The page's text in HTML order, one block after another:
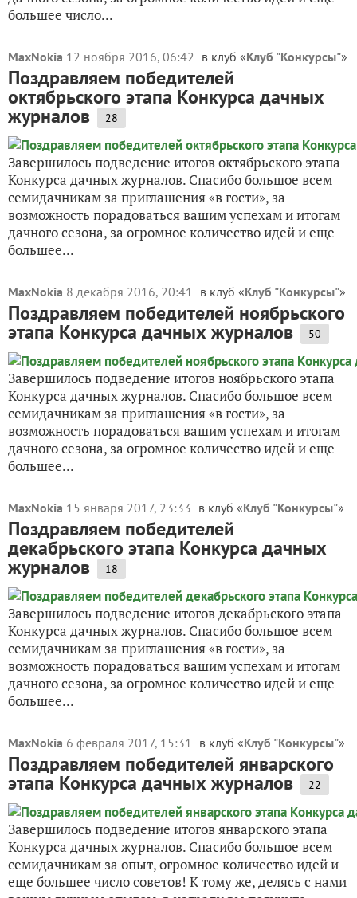
большее число...
MaxNokia 12 ноября 2016, 06:42 в клуб «Клуб "Конкурсы"»
Поздравляем победителей
октябрьского этапа Конкурса дачных
журналов 28
Завершилось подведение итогов октябрьского этапа
Конкурса дачных журналов. Спасибо большое всем
семидачникам за приглашения «в гости», за
возможность порадоваться вашим успехам и итогам
дачного сезона, за огромное количество идей и еще
большее...
MaxNokia 8 декабря 2016, 20:41 в клуб «Клуб "Конкурсы"»
Поздравляем победителей ноябрьского
этапа Конкурса дачных журналов 50
Завершилось подведение итогов ноябрьского этапа
Конкурса дачных журналов. Спасибо большое всем
семидачникам за приглашения «в гости», за
возможность порадоваться вашим успехам и итогам
дачного сезона, за огромное количество идей и еще
большее...
MaxNokia 15 января 2017, 23:33 в клуб «Клуб "Конкурсы"»
Поздравляем победителей
декабрьского этапа Конкурса дачных
журналов 18
Завершилось подведение итогов декабрьского этапа
Конкурса дачных журналов. Спасибо большое всем
семидачникам за приглашения «в гости», за
возможность порадоваться вашим успехам и итогам
дачного сезона, за огромное количество идей и еще
большее...
MaxNokia 6 февраля 2017, 15:31 в клуб «Клуб "Конкурсы"»
Поздравляем победителей январского
этапа Конкурса дачных журналов 22
Завершилось подведение итогов январского этапа
Конкурса дачных журналов. Спасибо большое всем
семидачникам за опыт, огромное количество идей и
еще большее число советов! К тому же, делясь с нами